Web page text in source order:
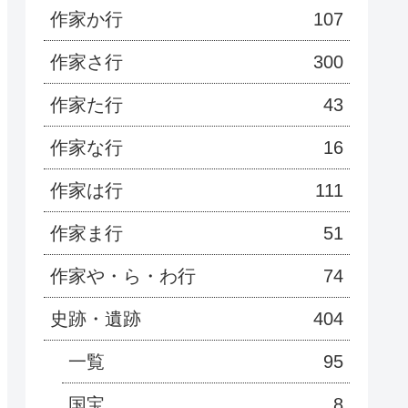
作家か行 107
作家さ行 300
作家た行 43
作家な行 16
作家は行 111
作家ま行 51
作家や・ら・わ行 74
史跡・遺跡 404
一覧 95